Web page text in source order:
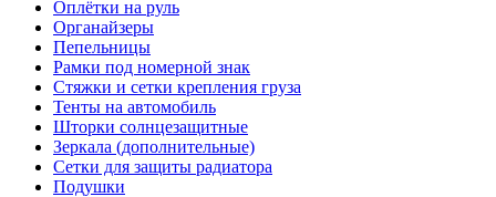
Оплётки на руль
Органайзеры
Пепельницы
Рамки под номерной знак
Стяжки и сетки крепления груза
Тенты на автомобиль
Шторки солнцезащитные
Зеркала (дополнительные)
Сетки для защиты радиатора
Подушки